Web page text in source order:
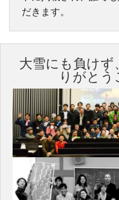
だきます。
大雪にも負け
りがとう